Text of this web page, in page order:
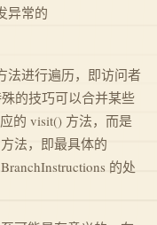
异常的
法进行遍历，即访问者
的技巧可以合并某些
的 visit() 方法，而是
法，即最具体的
的处